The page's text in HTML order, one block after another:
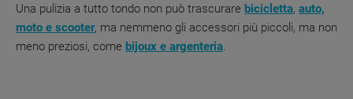
Una pulizia a tutto tondo non può trascurare bicicletta, auto,
moto e scooter, ma nemmeno gli accessori più piccoli, ma non
meno preziosi, come bijoux e argenteria.